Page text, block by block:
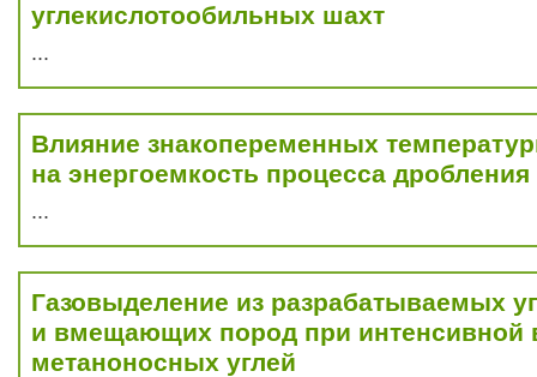
углекислотообильных шахт
...
Влияние знакопеременных
на энергоемкость процесса
...
Газовыделение из разрабатываемых
и вмещающих пород при интенсивной
метаноносных углей